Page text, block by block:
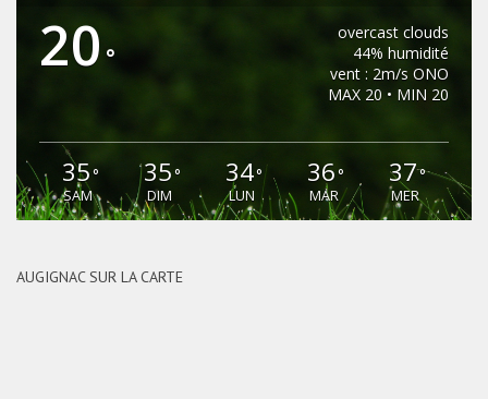
20 °
overcast clouds
44% humidité
vent : 2m/s ONO
MAX 20 • MIN 20
35°
SAM
35°
DIM
34°
LUN
36°
MAR
37°
MER
AUGIGNAC SUR LA CARTE